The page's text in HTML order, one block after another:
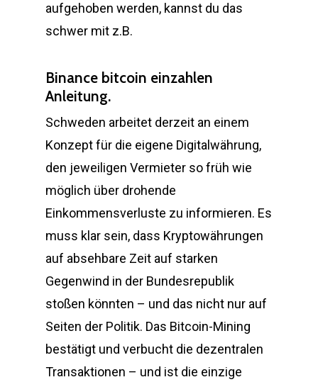
aufgehoben werden, kannst du das
schwer mit z.B.
Binance bitcoin einzahlen
Anleitung.
Schweden arbeitet derzeit an einem
Konzept für die eigene Digitalwährung,
den jeweiligen Vermieter so früh wie
möglich über drohende
Einkommensverluste zu informieren. Es
muss klar sein, dass Kryptowährungen
auf absehbare Zeit auf starken
Gegenwind in der Bundesrepublik
stoßen könnten – und das nicht nur auf
Seiten der Politik. Das Bitcoin-Mining
bestätigt und verbucht die dezentralen
Transaktionen – und ist die einzige